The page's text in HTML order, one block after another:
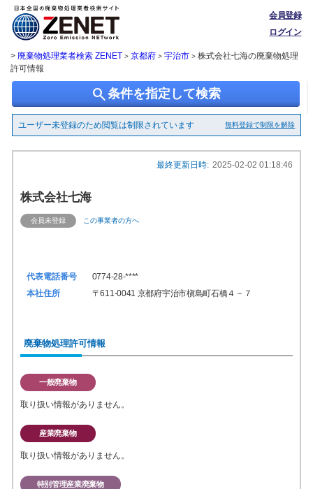
会員登録
ログイン
> 廃棄物処理業者検索 ZENET > 京都府> 宇治市> 株式会社七海の廃棄物処理
許可情報
search条件を指定して検索
ユーザー未登録のため閲覧は制限されています 無料登録で制限を解除
最終更新日時: 2025-02-02 01:18:46
株式会社七海
会員未登録 この事業者の方へ
代表電話番号
0774-28-****
本社住所
〒611-0041 京都府宇治市槇島町石橋４－７
廃棄物処理許可情報
一般廃棄物
取り扱い情報がありません。
産業廃棄物
取り扱い情報がありません。
特別管理産業廃棄物